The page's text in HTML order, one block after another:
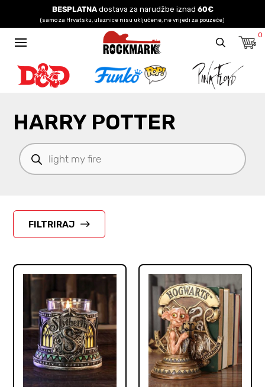
BESPLATNAdostava za narudžbe iznad 60€
(samo za Hrvatsku, ulaznice nisu uključene, ne vrijedi za pouzeće)
0
HARRY POTTER
Products
search
FILTRIRAJ